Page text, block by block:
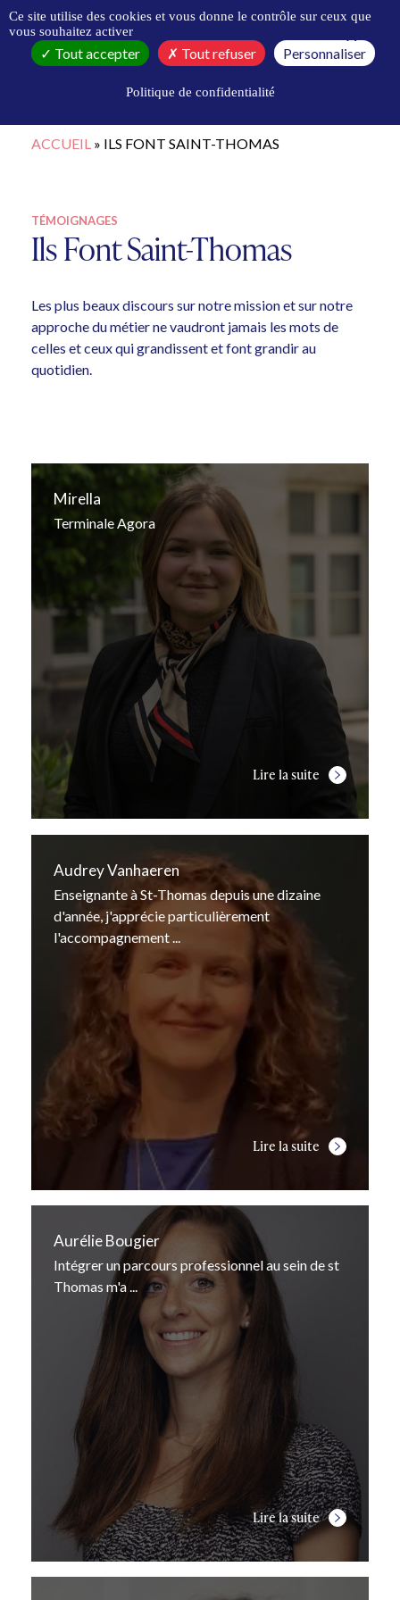
ACCUEIL » ILS FONT SAINT-THOMAS
TÉMOIGNAGES
Ils Font Saint-Thomas
Les plus beaux discours sur notre mission et sur notre
approche du métier ne vaudront jamais les mots de
celles et ceux qui grandissent et font grandir au
quotidien.
Mirella
Terminale Agora
Lire la suite
Audrey Vanhaeren
Enseignante à St-Thomas depuis une dizaine
d'année, j'apprécie particulièrement
l'accompagnement ...
Lire la suite
Aurélie Bougier
Intégrer un parcours professionnel au sein de st
Thomas m'a ...
Lire la suite
Panneau de gestion des cookies
Ce site utilise des cookies et vous donne le contrôle sur ceux que
vous souhaitez activer
Tout accepter Tout refuser Personnaliser
Politique de confidentialité